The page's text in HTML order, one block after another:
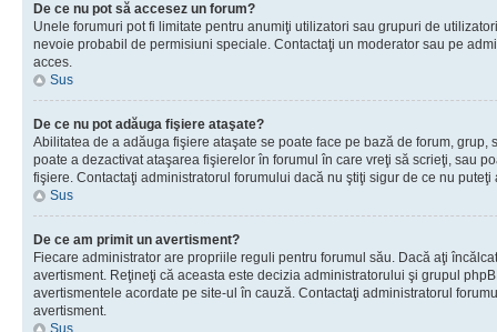
De ce nu pot să accesez un forum?
Unele forumuri pot fi limitate pentru anumiţi utilizatori sau grupuri de
nevoie probabil de permisiuni speciale. Contactaţi un moderator sau pe
acces.
Sus
De ce nu pot adăuga fişiere ataşate?
Abilitatea de a adăuga fişiere ataşate se poate face pe bază de forum, grup,
poate a dezactivat ataşarea fişierelor în forumul în care vreţi să scrieţi, sau
fişiere. Contactaţi administratorul forumului dacă nu ştiţi sigur de ce nu
Sus
De ce am primit un avertisment?
Fiecare administrator are propriile reguli pentru forumul său. Dacă aţi
avertisment. Reţineţi că aceasta este decizia administratorului şi grupul
avertismentele acordate pe site-ul în cauză. Contactaţi administratorul
avertisment.
Sus